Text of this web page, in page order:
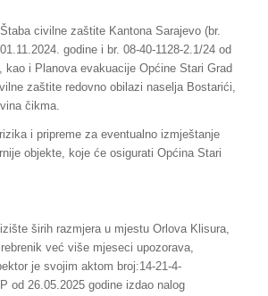
civilne zaštite Kantona Sarajevo (br.
godine i br. 08-40-1128-2.1/24 od
kao i Planova evakuacije Općine Stari Grad
zaštite redovno obilazi naselja Bostarići,
čikma.
i pripreme za eventualno izmještanje
objekte, koje će osigurati Općina Stari
širih razmjera u mjestu Orlova Klisura,
već više mjeseci upozorava,
je svojim aktom broj:14-21-4-
od 26.05.2025 godine izdao nalog